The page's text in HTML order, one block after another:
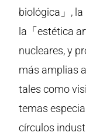
biológica」,
la「estética
nucleares, y
más amplias
tales como
temas
círculos